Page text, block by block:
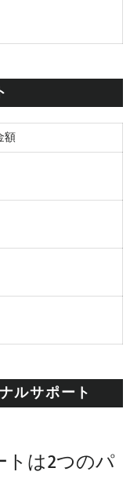
額
ルサポート
は2つのパ